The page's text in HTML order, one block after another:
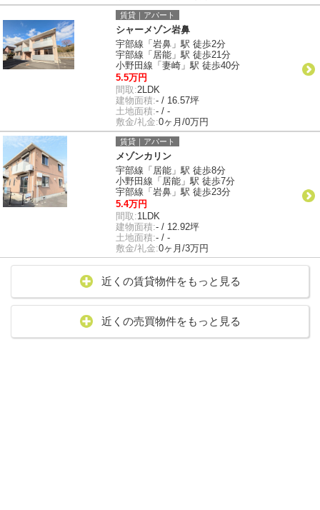
賃貸｜アパート
シャーメゾン岩鼻
宇部線「岩鼻」駅 徒歩2分
宇部線「居能」駅 徒歩21分
小野田線「妻崎」駅 徒歩40分
5.5万円
間取:2LDK
建物面積:- / 16.57坪
土地面積:- / -
敷金/礼金:0ヶ月/0万円
賃貸｜アパート
メゾンカリン
宇部線「居能」駅 徒歩8分
小野田線「居能」駅 徒歩7分
宇部線「岩鼻」駅 徒歩23分
5.4万円
間取:1LDK
建物面積:- / 12.92坪
土地面積:- / -
敷金/礼金:0ヶ月/3万円
近くの賃貸物件をもっと見る
近くの売買物件をもっと見る